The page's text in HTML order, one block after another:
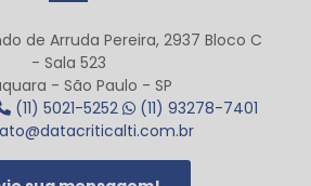
de Arruda Pereira, 2937 Bloco C
- Sala 523
- São Paulo - SP
(11) 5021-5252
(11) 93278-7401